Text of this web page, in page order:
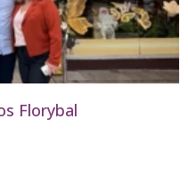
Florybal